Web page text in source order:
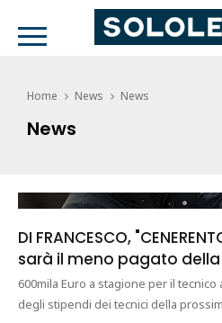
Home News News
News
DI FRANCESCO,
sarà il meno pagato della
600mila Euro a stagione per il
degli stipendi dei tecnici della